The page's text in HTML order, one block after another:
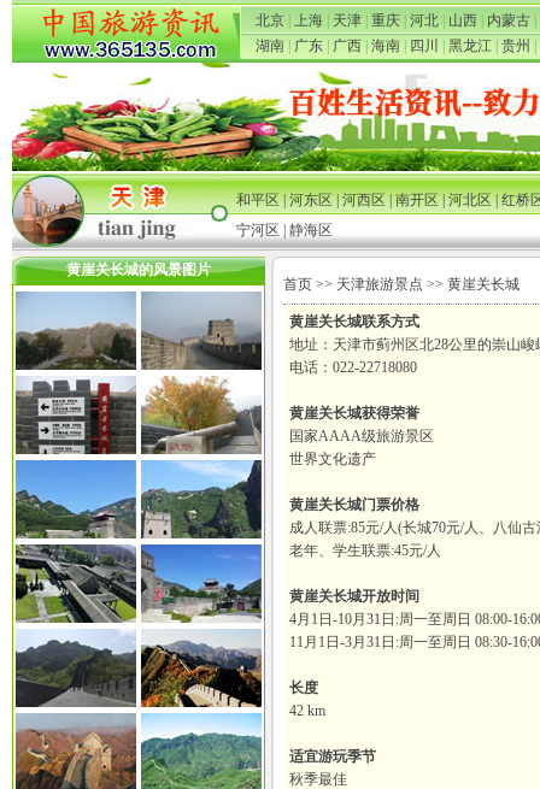
北京 上海 天津 重庆 河北 山西 内蒙古
湖南
广东 广西 海南 四川 黑龙江 贵州
和平区|河东区|河西区|南开区|河北区|红桥
宁河区
静海区
黄崖关长城的风景图片
首页 >> 天津旅游景点 >> 黄崖关长城
黄崖关长城联系方式
地址：天津市蓟州区北28公里的崇山峻
电话：022-22718080
黄崖关长城获得荣誉
国家AAAA级旅游景区
世界文化遗产
黄崖关长城门票价格
成人联票:85元/人(长城70元/人、八仙古
老年、学生联票:45元/人
黄崖关长城开放时间
4月1日-10月31日:周一至周日 08:00-
11月1日-3月31日:周一至周日 08:30-
长度
42 km
适宜游玩季节
秋季最佳